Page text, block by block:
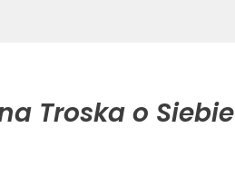
Troska o Siebie